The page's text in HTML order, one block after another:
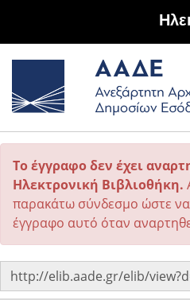
Το έγγραφο δεν έχει
Ηλεκτρονική Βιβλιοθήκη.
παρακάτω σύνδεσμο ώστε
έγγραφο αυτό όταν